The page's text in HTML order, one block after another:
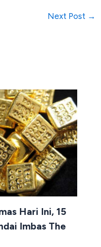
Next Post →
Hari Ini, 15
Imbas The